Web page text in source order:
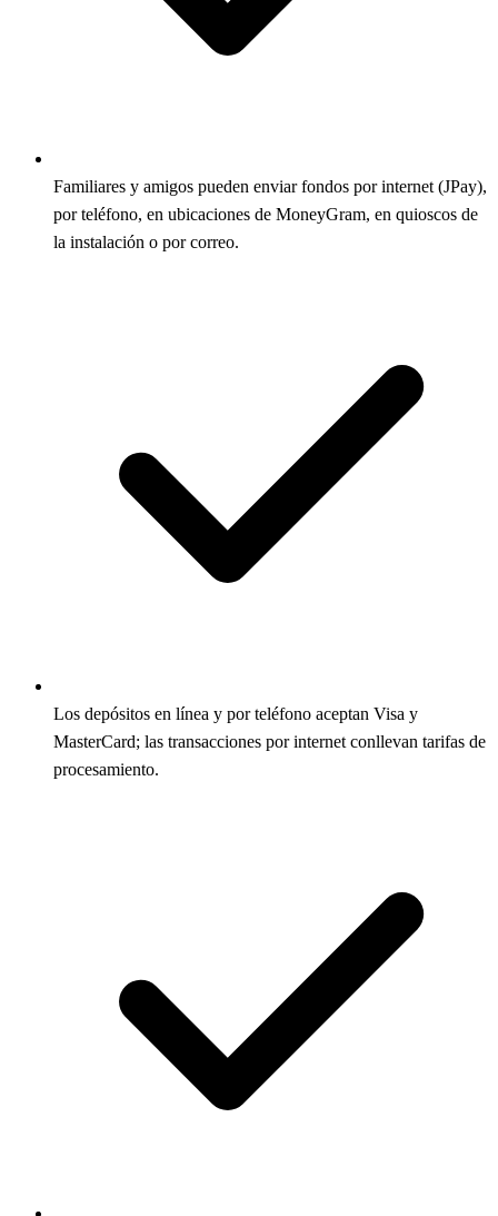
Familiares y amigos pueden enviar fondos por internet (JPay),
por teléfono, en ubicaciones de MoneyGram, en quioscos de
la instalación o por correo.
Los depósitos en línea y por teléfono aceptan Visa y
MasterCard; las transacciones por internet conllevan tarifas de
procesamiento.